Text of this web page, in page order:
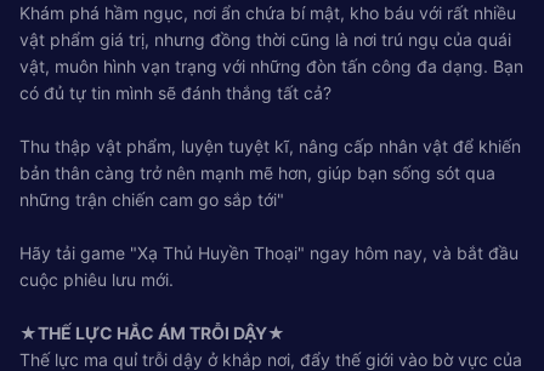
Khám phá hầm ngục, nơi ẩn chứa bí mật, kho báu với rất nhiều
vật phẩm giá trị, nhưng đồng thời cũng là nơi trú ngụ của quái
vật, muôn hình vạn trạng với những đòn tấn công đa dạng. Bạn
có đủ tự tin mình sẽ đánh thắng tất cả?
Thu thập vật phẩm, luyện tuyệt kĩ, nâng cấp nhân vật để khiến
bản thân càng trở nên mạnh mẽ hơn, giúp bạn sống sót qua
những trận chiến cam go sắp tới"
Hãy tải game "Xạ Thủ Huyền Thoại" ngay hôm nay, và bắt đầu
cuộc phiêu lưu mới.
★THẾ LỰC HẮC ÁM TRỖI DẬY★
Thế lực ma quỉ trỗi dậy ở khắp nơi, đẩy thế giới vào bờ vực của